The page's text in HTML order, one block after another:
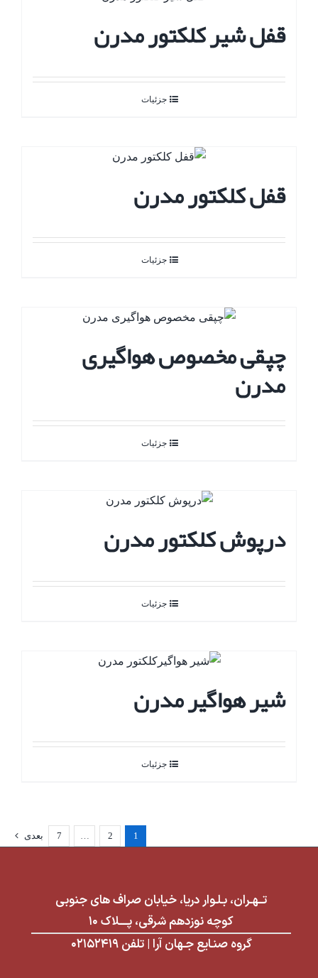
قفل شیر کلکتور مدرن
جزئیات
قفل کلکتور مدرن
جزئیات
چپقی مخصوص هواگیری
مدرن
جزئیات
درپوش کلکتور مدرن
جزئیات
شیر هواگیر مدرن
جزئیات
1
2
7 بعدی
تــهـران، بـلـوار دریا، خیابان صراف های جنوبی
کوچه نوزدهم شرقی، پــــلاک ۱۰
گروه صنـایع جـهان آرا | تلفن ۰۲۱۵۲۴۱۹